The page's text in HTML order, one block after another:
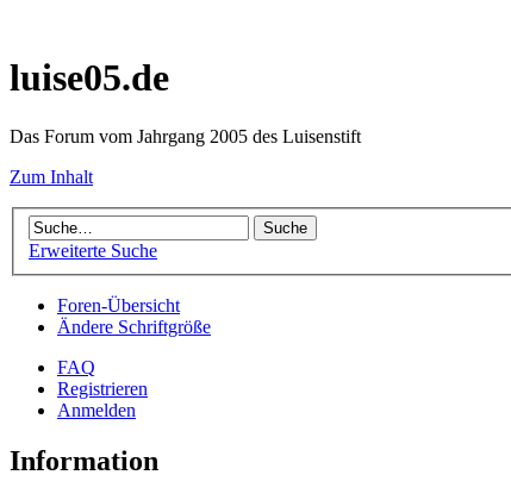
luise05.de
Das Forum vom Jahrgang 2005 des Luisenstift
Zum Inhalt
Erweiterte Suche
Foren-Übersicht
Ändere Schriftgröße
FAQ
Registrieren
Anmelden
Information